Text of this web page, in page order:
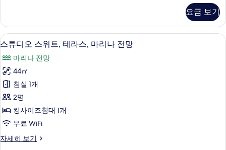
(3
adults)
사
진
모
두
보
기
코
니,
정
전
망
(3
adults)
자
세
히
보
요금 보기
스
디
오
스
위
트,
테
라
스튜디오 스위트, 테라스, 마리나 전망
12
스튜디오 스위트, 테라스, 마리나 전망
마리나 전망
44㎡
침실 1개
2명
킹사이즈침대 1개
무료 WiFi
자세히 보기
스